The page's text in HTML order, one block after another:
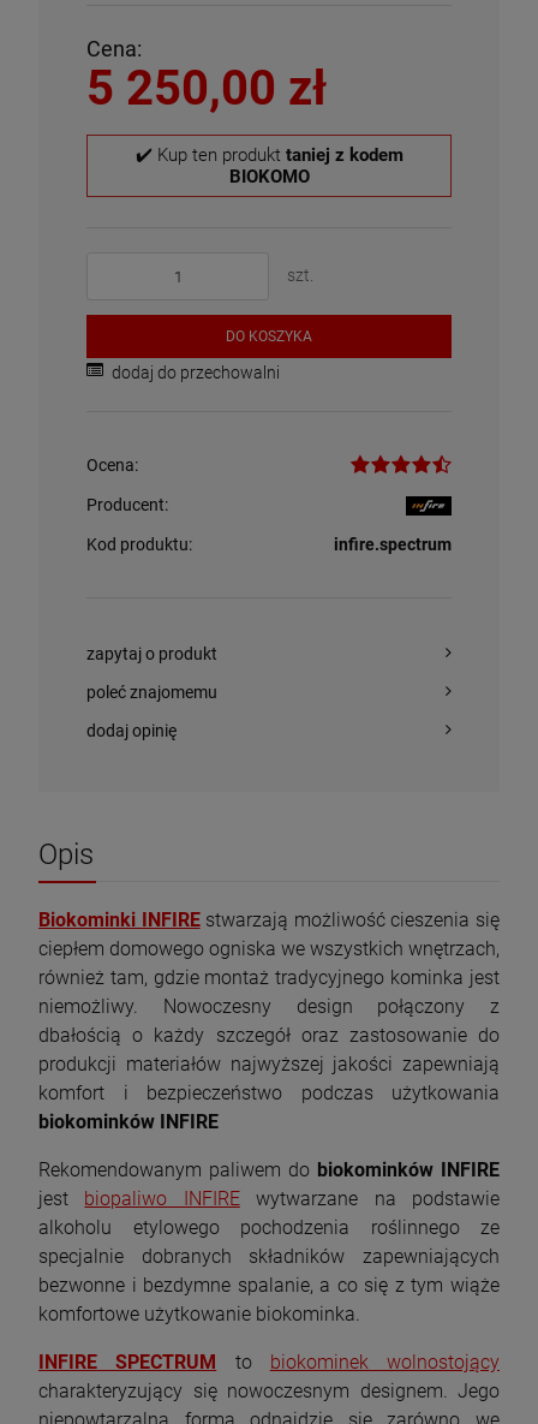
Piec wolnostojący INVICTA OVATIO 6149-04
8 999,10 zł
Cena regularna: 9 999,00 zł
Najniższa cena: 8 999,10 zł
szt.
DO KOSZYKA
Piec wolnostojący KAWMET P9 (8 kW) ECO
1 823,00 zł
Cena:
5 250,00 zł
✔️ Kup ten produkt taniej z kodem
BIOKOMO
szt.
DO KOSZYKA
dodaj do przechowalni
Ocena:
Producent:
Kod produktu: infire.spectrum
zapytaj o produkt
poleć znajomemu
dodaj opinię
Opis
Biokominki INFIREstwarzają możliwość cieszenia się
ciepłem domowego ogniska we wszystkich wnętrzach,
również tam, gdzie montaż tradycyjnego kominka jest
niemożliwy. Nowoczesny design połączony z
dbałością o każdy szczegół oraz zastosowanie do
produkcji materiałów najwyższej jakości zapewniają
komfort i bezpieczeństwo podczas użytkowania
biokominków INFIRE
Rekomendowanym paliwem do biokominków INFIRE
jest biopaliwo INFIREwytwarzane na podstawie
alkoholu etylowego pochodzenia roślinnego ze
specjalnie dobranych składników zapewniających
bezwonne i bezdymne spalanie, a co się z tym wiąże
komfortowe użytkowanie biokominka.
INFIRE SPECTRUM to
biokominek wolnostojący
charakteryzujący się nowoczesnym designem. Jego